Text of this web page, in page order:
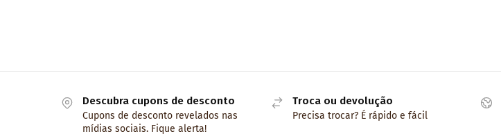
Descubra cupons de desconto
Cupons de desconto revelados nas
mídias sociais. Fique alerta!
Troca ou devolução
Precisa trocar? É rápido e fácil